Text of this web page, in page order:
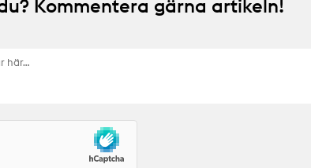
Kommentera gärna artikeln!